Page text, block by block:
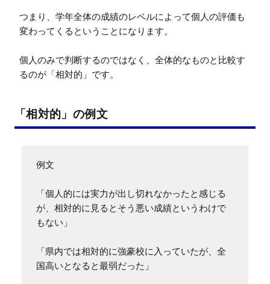
つまり、学年全体の成績のレベルによって個人の評価も
変わってくるということになります。
個人のみで判断するのではなく、全体的なものと比較す
るのが「相対的」です。
「相対的」の例文
例文
「個人的には実力が出し切れなかったと感じる
が、相対的に見るとそう悪い成績というわけで
もない」
「県内では相対的に強豪校に入っていたが、全
国高いとなると最弱だった」